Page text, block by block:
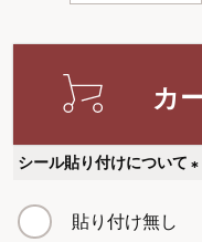
カ
シール貼り付けについて
貼り付け無し